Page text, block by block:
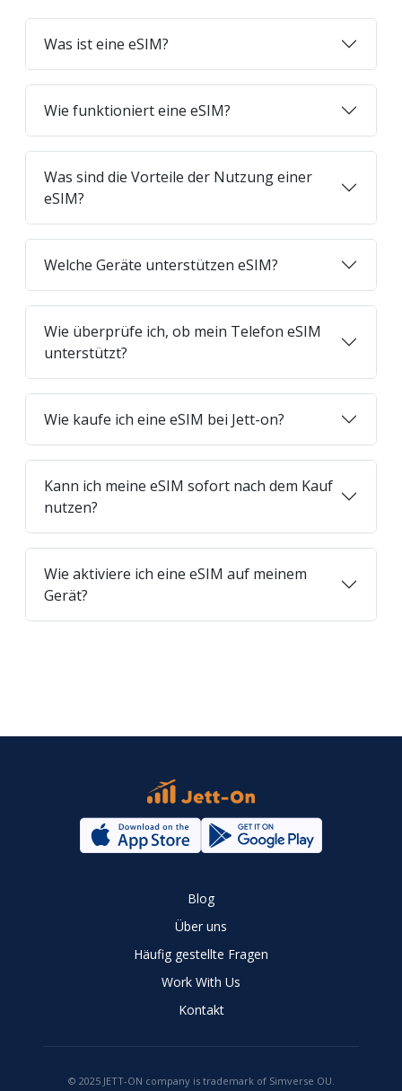
Was ist eine eSIM?
Wie funktioniert eine eSIM?
Was sind die Vorteile der Nutzung einer
eSIM?
Welche Geräte unterstützen eSIM?
Wie überprüfe ich, ob mein Telefon eSIM
unterstützt?
Wie kaufe ich eine eSIM bei Jett-on?
Kann ich meine eSIM sofort nach dem Kauf
nutzen?
Wie aktiviere ich eine eSIM auf meinem
Gerät?
Blog
Über uns
Häufig gestellte Fragen
Work With Us
Kontakt
© 2025 JETT-ON company is trademark of Simverse OU.